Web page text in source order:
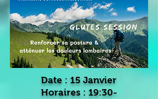
Date : 15 Janvier
Horaires : 19:30-